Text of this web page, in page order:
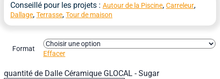
Conseillé pour les projets : Autour de la Piscine, Carreleur,
Dallage, Terrasse, Tour de maison
Format
Effacer
quantité de Dalle Céramique GLOCAL - Sugar